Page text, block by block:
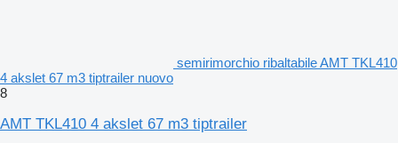
semirimorchio ribaltabile AMT TKL410
4 akslet 67 m3 tiptrailer nuovo
8
AMT TKL410 4 akslet 67 m3 tiptrailer